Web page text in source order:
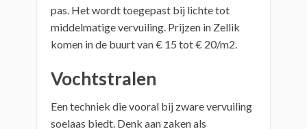
pas. Het wordt toegepast bij lichte tot
middelmatige vervuiling. Prijzen in Zellik
komen in de buurt van € 15 tot € 20/m2.
Vochtstralen
Een techniek die vooral bij zware vervuiling
soelaas biedt. Denk aan zaken als